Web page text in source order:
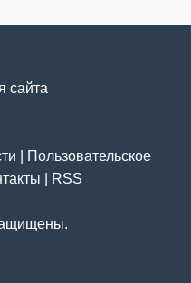
сайта
Пользовательское
RSS